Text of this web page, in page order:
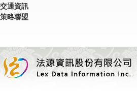
交通資訊
策略聯盟